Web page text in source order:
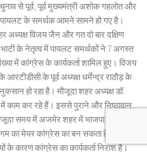
से पूर्व, पूर्व मुख्यमंत्री अशोक गहलोत और
पायलट के समर्थक आमने सामने हो गए है।
अध्यक्ष विजय जैन और गत दो बार दक्षिण
के नेतृत्व में पायलट समर्थकों ने 7 अगस्त
में कांग्रेस के कार्यकर्ता शामिल हुए। विजय
के पूर्व अध्यक्ष धर्मेन्द्र राठौड़ के
हो रहा है। मौजूदा शहर अध्यक्ष डॉ.
काम कर रहे हैं। इससे पुराने और निष्ठावान
समय में अजमेर शहर में भाजपा के खिलाफ
का मेयर कांग्रेस का बन सकता है, लेकिन
के कारण कांग्रेस का कार्यकर्ता निराश है।